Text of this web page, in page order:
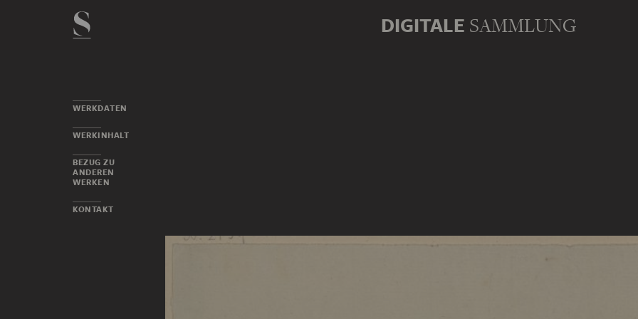
DIGITALE SAMMLUNG
WERKDATEN
WERKINHALT
BEZUG ZU
ANDEREN
WERKEN
KONTAKT